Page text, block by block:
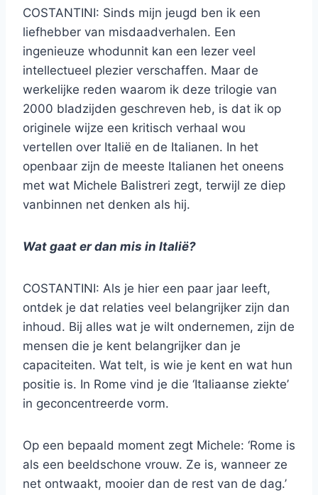
COSTANTINI: Sinds mijn jeugd ben ik een
liefhebber van misdaadverhalen. Een
ingenieuze whodunnit kan een lezer veel
intellectueel plezier verschaffen. Maar de
werkelijke reden waarom ik deze trilogie van
2000 bladzijden geschreven heb, is dat ik op
originele wijze een kritisch verhaal wou
vertellen over Italië en de Italianen. In het
openbaar zijn de meeste Italianen het oneens
met wat Michele Balistreri zegt, terwijl ze diep
vanbinnen net denken als hij.
Wat gaat er dan mis in Italië?
COSTANTINI: Als je hier een paar jaar leeft,
ontdek je dat relaties veel belangrijker zijn dan
inhoud. Bij alles wat je wilt ondernemen, zijn de
mensen die je kent belangrijker dan je
capaciteiten. Wat telt, is wie je kent en wat hun
positie is. In Rome vind je die ‘Italiaanse ziekte’
in geconcentreerde vorm.
Op een bepaald moment zegt Michele: ‘Rome is
als een beeldschone vrouw. Ze is, wanneer ze
net ontwaakt, mooier dan de rest van de dag.’